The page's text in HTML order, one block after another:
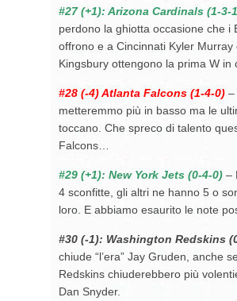
#27 (+1): Arizona Cardinals (1-3-
perdono la ghiotta occasione che i
offrono e a Cincinnati Kyler Murray
Kingsbury ottengono la prima W in
#28 (-4) Atlanta Falcons (1-4-0) –
metteremmo più in basso ma le
toccano. Che spreco di talento
Falcons…
#29 (+1): New York Jets (0-4-0) –
4 sconfitte, gli altri ne hanno 5 o
loro. E abbiamo esaurito le note
#30 (-1): Washington Redskins
chiude “l’era” Jay Gruden, anche
Redskins chiuderebbero più
Dan Snyder.